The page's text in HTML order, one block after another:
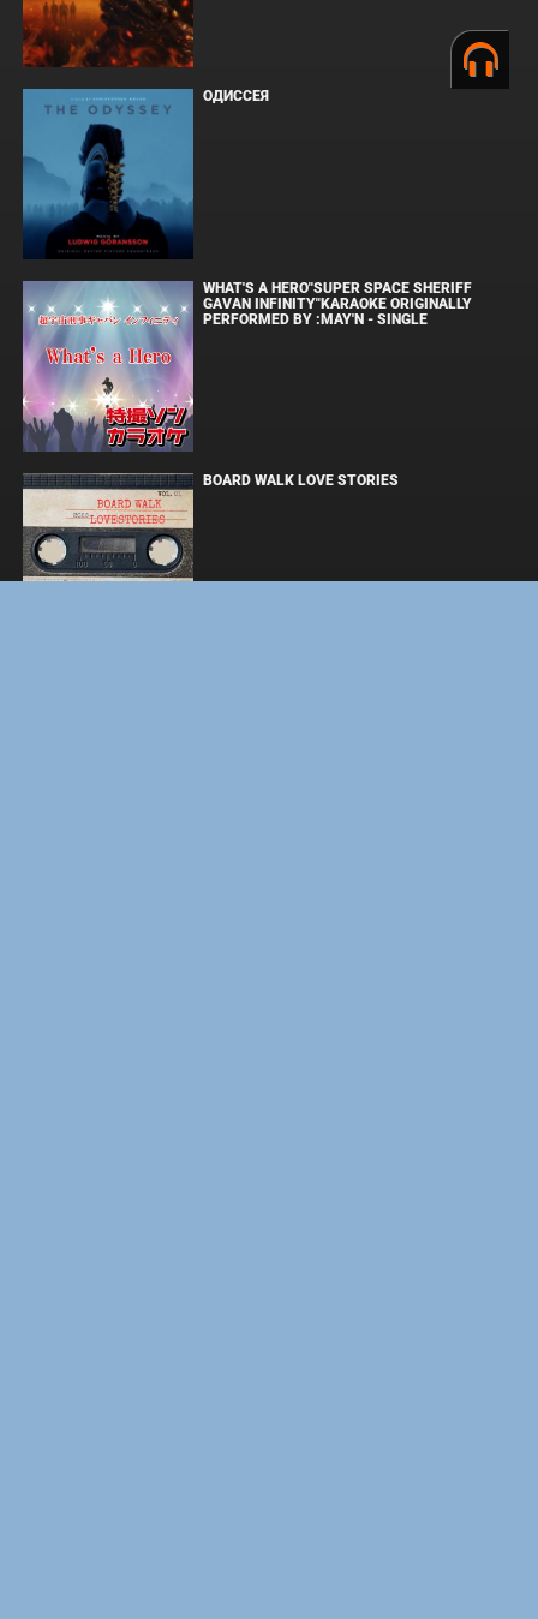
ОДИССЕЯ
WHAT'S A HERO"SUPER SPACE SHERIFF
GAVAN INFINITY"KARAOKE ORIGINALLY
PERFORMED BY :MAY'N - SINGLE
BOARD WALK LOVE STORIES